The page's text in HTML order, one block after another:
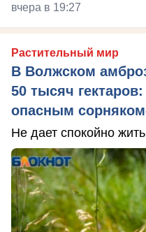
вчера в 19:27
Растительный мир
В Волжском
50 тысяч
опасным
Не дает спокойно жить